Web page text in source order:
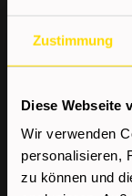
Zustimmung
Diese Webseite
Wir verwenden
personalisieren,
zu können und